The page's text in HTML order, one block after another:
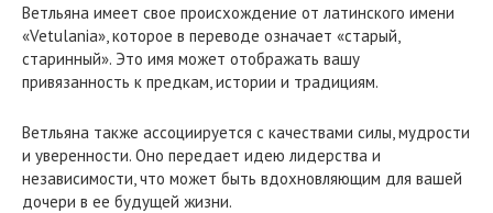
Ветльяна имеет свое происхождение от латинского имени
«Vetulania», которое в переводе означает «старый,
старинный». Это имя может отображать вашу
привязанность к предкам, истории и традициям.
Ветльяна также ассоциируется с качествами силы, мудрости
и уверенности. Оно передает идею лидерства и
независимости, что может быть вдохновляющим для вашей
дочери в ее будущей жизни.